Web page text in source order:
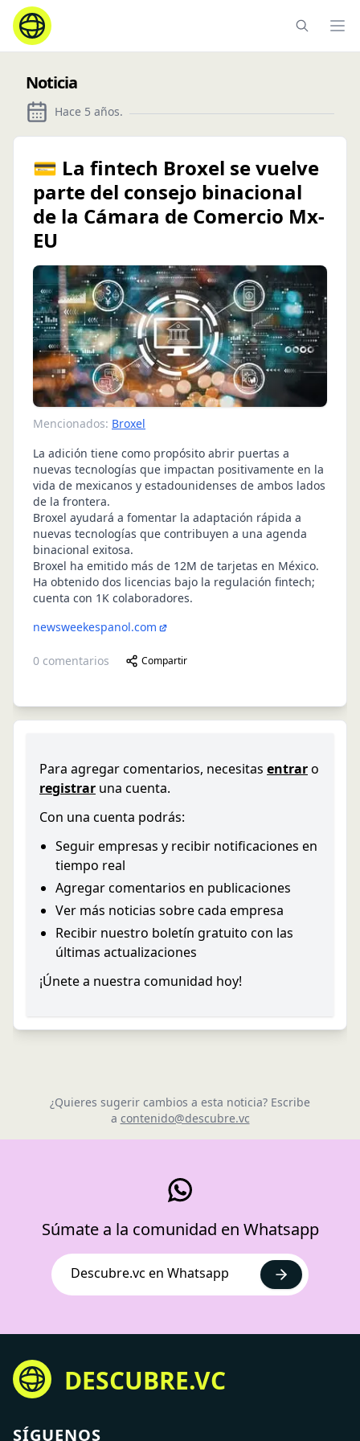
Noticia
Hace 5 años.
💳 La fintech Broxel se vuelve
parte del consejo binacional
de la Cámara de Comercio Mx-
EU
Mencionados: Broxel
La adición tiene como propósito abrir puertas a
nuevas tecnologías que impactan positivamente en la
vida de mexicanos y estadounidenses de ambos lados
de la frontera.
Broxel ayudará a fomentar la adaptación rápida a
nuevas tecnologías que contribuyen a una agenda
binacional exitosa.
Broxel ha emitido más de 12M de tarjetas en México.
Ha obtenido dos licencias bajo la regulación fintech;
cuenta con 1K colaboradores.
newsweekespanol.com
0 comentarios Compartir
Para agregar comentarios, necesitas entraro
registrar una cuenta.
Con una cuenta podrás:
Seguir empresas y recibir notificaciones en
tiempo real
Agregar comentarios en publicaciones
Ver más noticias sobre cada empresa
Recibir nuestro boletín gratuito con las
últimas actualizaciones
¡Únete a nuestra comunidad hoy!
¿Quieres sugerir cambios a esta noticia? Escribe
a contenido@descubre.vc
Súmate a la comunidad en Whatsapp
Descubre.vc en Whatsapp
DESCUBRE.VC
SÍGUENOS